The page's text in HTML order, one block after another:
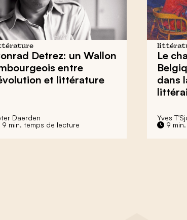
Detrez: un Wallon
entre
et littérature
Daerden
9 min. temps de lecture
Le
dans
Yves
9